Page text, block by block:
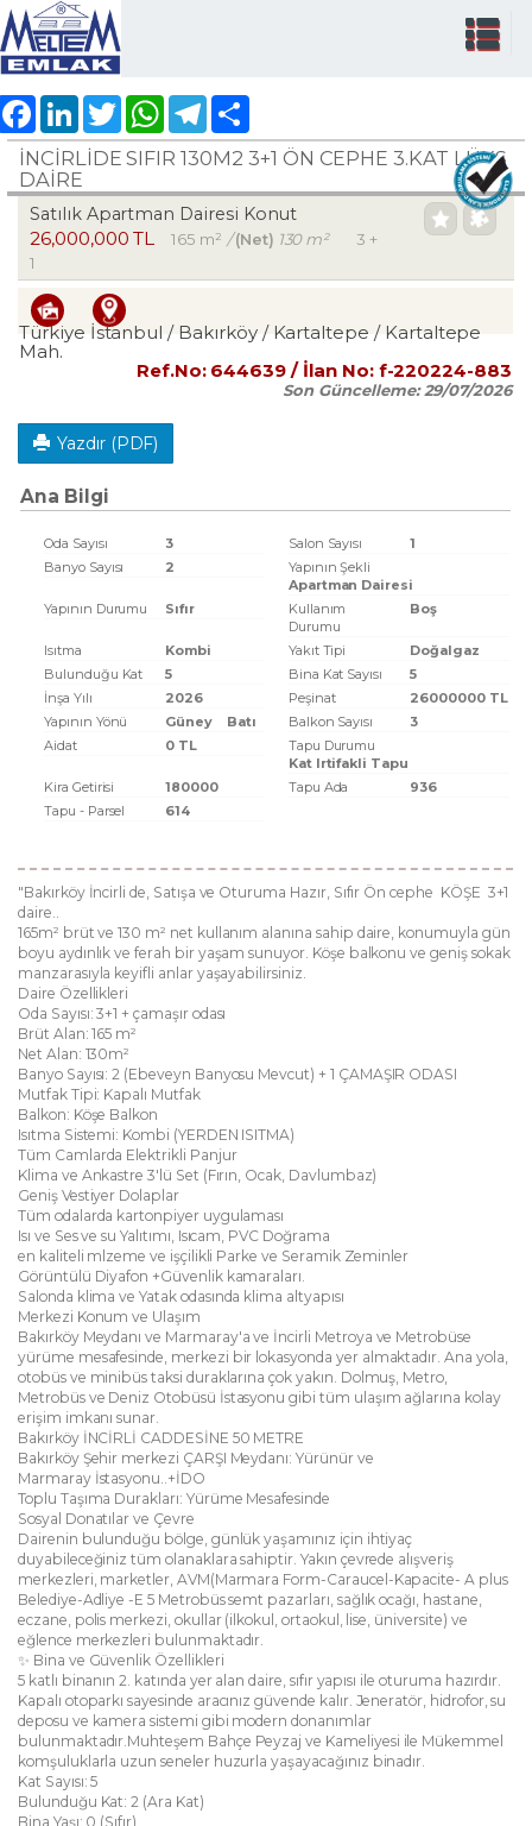
FacebookLinkedInTwitter WhatsAppTelegram
İNCİRLİDE SIFIR 130M2 3+1 ÖN CEPHE 3.KAT LÜKS
DAİRE
Satılık Apartman Dairesi Konut
26,000,000 TL 165 m² /(Net) 130 m²
3 +
1
Türkiye İstanbul / Bakırköy/ Kartaltepe / Kartaltepe
Mah.
Ref.No: 644639 / İlan No: f-220224-883
Son Güncelleme:29/07/2026
Yazdır (PDF)
Ana Bilgi
Oda Sayısı 3 Salon Sayısı
1
Banyo Sayısı
2
Yapının Şekli
Apartman Dairesi
Yapının Durumu
Sıfır
Kullanım
Durumu
Boş
Isıtma Kombi Yakıt Tipi
Doğalgaz
Bulunduğu Kat
5 Bina Kat Sayısı
5
İnşa Yılı
2026 Peşinat
26000000 TL
Yapının Yönü
Güney Batı Balkon Sayısı
3
Aidat
0 TL
Tapu Durumu
Kat Irtifakli Tapu
Kira Getirisi
180000 Tapu Ada
936
Tapu - Parsel
614
"Bakırköy İncirli de, Satışa ve Oturuma Hazır, Sıfır Ön cephe KÖŞE 3+1
daire..
165m² brüt ve 130 m² net kullanım alanına sahip daire, konumuyla gün
boyu aydınlık ve ferah bir yaşam sunuyor. Köşe balkonu ve geniş sokak
manzarasıyla keyifli anlar yaşayabilirsiniz.
Daire Özellikleri
Oda Sayısı: 3+1 + çamaşır odası
Brüt Alan: 165 m²
Net Alan: 130m²
Banyo Sayısı: 2 (Ebeveyn Banyosu Mevcut) + 1 ÇAMAŞIR ODASI
Mutfak Tipi: Kapalı Mutfak
Balkon: Köşe Balkon
Isıtma Sistemi: Kombi (YERDEN ISITMA)
Tüm Camlarda Elektrikli Panjur
Klima ve Ankastre 3'lü Set (Fırın, Ocak, Davlumbaz)
Geniş Vestiyer Dolaplar
Tüm odalarda kartonpiyer uygulaması
Isı ve Ses ve su Yalıtımı, Isıcam, PVC Doğrama
en kaliteli mlzeme ve işçilikli Parke ve Seramik Zeminler
Görüntülü Diyafon +Güvenlik kamaraları.
Salonda klima ve Yatak odasında klima altyapısı
Merkezi Konum ve Ulaşım
Bakırköy Meydanı ve Marmaray'a ve İncirli Metroya ve Metrobüse
yürüme mesafesinde, merkezi bir lokasyonda yer almaktadır. Ana yola,
otobüs ve minibüs taksi duraklarına çok yakın. Dolmuş, Metro,
Metrobüs ve Deniz Otobüsü İstasyonu gibi tüm ulaşım ağlarına kolay
erişim imkanı sunar.
Bakırköy İNCİRLİ CADDESİNE 50 METRE
Bakırköy Şehir merkezi ÇARŞI Meydanı: Yürünür ve
Marmaray İstasyonu..+İDO
Toplu Taşıma Durakları: Yürüme Mesafesinde
Sosyal Donatılar ve Çevre
Dairenin bulunduğu bölge, günlük yaşamınız için ihtiyaç
duyabileceğiniz tüm olanaklara sahiptir. Yakın çevrede alışveriş
merkezleri, marketler, AVM(Marmara Form-Caraucel-Kapacite- A plus
Belediye-Adliye -E 5 Metrobüs semt pazarları, sağlık ocağı, hastane,
eczane, polis merkezi, okullar (ilkokul, ortaokul, lise, üniversite) ve
eğlence merkezleri bulunmaktadır.
✨ Bina ve Güvenlik Özellikleri
5 katlı binanın 2. katında yer alan daire, sıfır yapısı ile oturuma hazırdır.
Kapalı otoparkı sayesinde aracınız güvende kalır. Jeneratör, hidrofor, su
deposu ve kamera sistemi gibi modern donanımlar
bulunmaktadır.Muhteşem Bahçe Peyzaj ve Kameliyesi ile Mükemmel
komşuluklarla uzun seneler huzurla yaşayacağınız binadır.
Kat Sayısı: 5
Bulunduğu Kat: 2 (Ara Kat)
Bina Yaşı: 0 (Sıfır)